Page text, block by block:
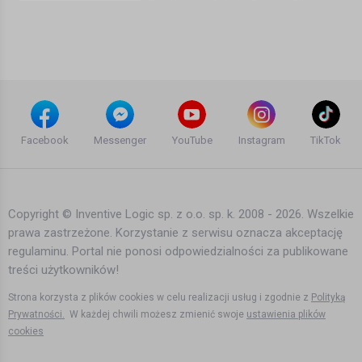
Dj Gollum feat. Scarlet - Poison
(Digiwave Remix)
The Project 7 - Set Free (Cueboy &
Tribune Remix) www.beatmax.cz
Teledyski i Muzyka
Facebook Messenger YouTube Instagram TikTok
Copyright © Inventive Logic sp. z o.o. sp. k. 2008 - 2026. Wszelkie
prawa zastrzeżone. Korzystanie z serwisu oznacza akceptację
regulaminu. Portal nie ponosi odpowiedzialności za publikowane
treści użytkowników!
Strona korzysta z plików cookies w celu realizacji usług i zgodnie z Polityką
Prywatności. W każdej chwili możesz zmienić swoje ustawienia plików
cookies